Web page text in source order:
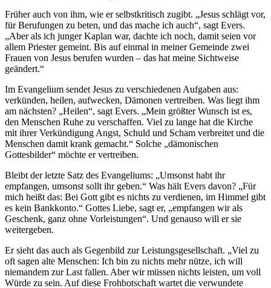
Früher auch von ihm, wie er selbstkritisch zugibt. „Jesus schlägt vor,
für Berufungen zu beten, und das mache ich auch“, sagt Evers.
„Aber als ich junger Kaplan war, dachte ich noch, damit seien vor
allem Priester gemeint. Bis auf einmal in meiner Gemeinde zwei
Frauen von Jesus berufen wurden – das hat meine Sichtweise
geändert.“
Im Evangelium sendet Jesus zu verschiedenen Aufgaben aus:
verkünden, heilen, aufwecken, Dämonen vertreiben. Was liegt ihm
am nächsten? „Heilen“, sagt Evers. „Mein größter Wunsch ist es,
den Menschen Ruhe zu verschaffen. Viel zu lange hat die Kirche
mit ihrer Verkündigung Angst, Schuld und Scham verbreitet und die
Menschen damit krank gemacht.“ Solche „dämonischen
Gottesbilder“ möchte er vertreiben.
Bleibt der letzte Satz des Evangeliums: „Umsonst habt ihr
empfangen, umsonst sollt ihr geben.“ Was hält Evers davon? „Für
mich heißt das: Bei Gott gibt es nichts zu verdienen, im Himmel gibt
es kein Bankkonto.“ Gottes Liebe, sagt er, „empfangen wir als
Geschenk, ganz ohne Vorleistungen“. Und genauso will er sie
weitergeben.
Er sieht das auch als Gegenbild zur Leistungsgesellschaft. „Viel zu
oft sagen alte Menschen: Ich bin zu nichts mehr nütze, ich will
niemandem zur Last fallen. Aber wir müssen nichts leisten, um voll
Würde zu sein. Auf diese Frohbotschaft wartet die verwundete